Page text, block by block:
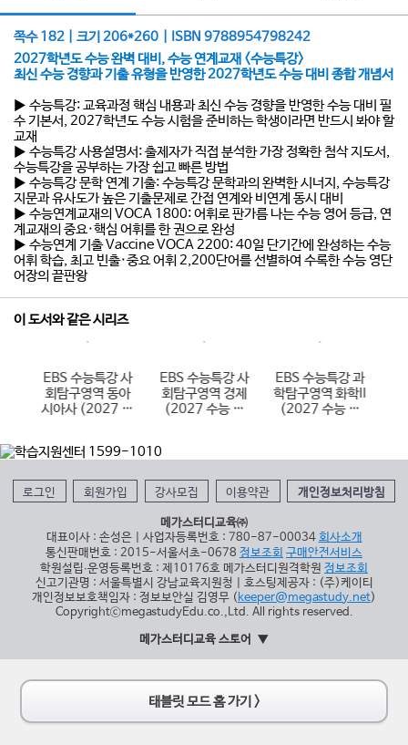
쪽수 182 | 크기 206*260 | ISBN 9788954798242
2027학년도 수능 완벽 대비, 수능 연계교재 <수능특강>
최신 수능 경향과 기출 유형을 반영한 2027학년도 수능 대비 종합 개념서
▶ 수능특강: 교육과정 핵심 내용과 최신 수능 경향을 반영한 수능 대비 필
수 기본서, 2027학년도 수능 시험을 준비하는 학생이라면 반드시 봐야 할
교재
▶ 수능특강 사용설명서: 출제자가 직접 분석한 가장 정확한 첨삭 지도서,
수능특강을 공부하는 가장 쉽고 빠른 방법
▶ 수능특강 문학 연계 기출: 수능특강 문학과의 완벽한 시너지, 수능특강
지문과 유사도가 높은 기출문제로 간접 연계와 비연계 동시 대비
▶ 수능연계교재의 VOCA 1800: 어휘로 판가름 나는 수능 영어 등급, 연
계교재의 중요·핵심 어휘를 한 권으로 완성
▶ 수능연계 기출 Vaccine VOCA 2200: 40일 단기간에 완성하는 수능
어휘 학습, 최고 빈출·중요 어휘 2,200단어를 선별하여 수록한 수능 영단
어장의 끝판왕
이 도서와 같은 시리즈
EBS 수능특강 사
회탐구영역 동아
시아사 (2027 수
EBS 수능특강 사
회탐구영역 경제
(2027 수능 대
EBS 수능특강 과
학탐구영역 화학II
(2027 수능 대
로그인 회원가입 강사모집 이용약관 개인정보처리방침
메가스터디교육㈜
대표이사 : 손성은 | 사업자등록번호 : 780-87-00034 회사소개
통신판매번호 : 2015-서울서초-0678 정보조회 구매안전서비스
학원설립∙운영등록번호 : 제10176호 메가스터디원격학원 정보조회
신고기관명 : 서울특별시 강남교육지원청 | 호스팅제공자 : (주)케이티
개인정보보호책임자 : 정보보안실 김영무 (keeper@megastudy.net)
CopyrightⓒmegastudyEdu.co.,Ltd. All rights reserved.
메가스터디교육 스토어
태블릿 모드 홈 가기 >